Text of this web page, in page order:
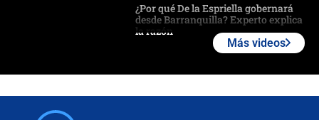
¿Por qué De la Espriella gobernará
desde Barranquilla? Experto explica
la razón
Más videos